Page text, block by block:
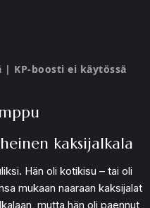
| KP-boosti ei käytössä
kaksijalkala
Hän oli kotikisu – tai oli
mukaan naaraan kaksijalat
mutta hän oli paennut